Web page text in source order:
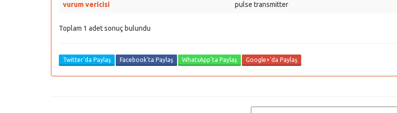
vurum vericisi pulse transmitter
Toplam 1 adet sonuç bulundu
Twitter'da Paylaş Facebook'ta Paylaş WhatsApp'ta Paylaş Google+'da Paylaş